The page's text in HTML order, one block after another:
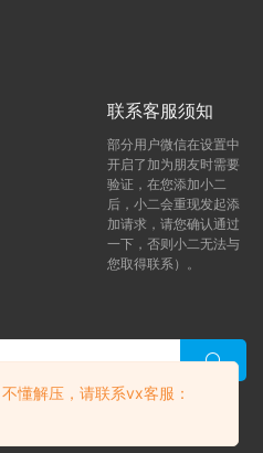
联系客服须知
部分用户微信在设置中
开启了加为朋友时需要
验证，在您添加小二
后，小二会重现发起添
加请求，请您确认通过
一下，否则小二无法与
您取得联系）。
咨询问题)
懂解压，请联系vx客服：